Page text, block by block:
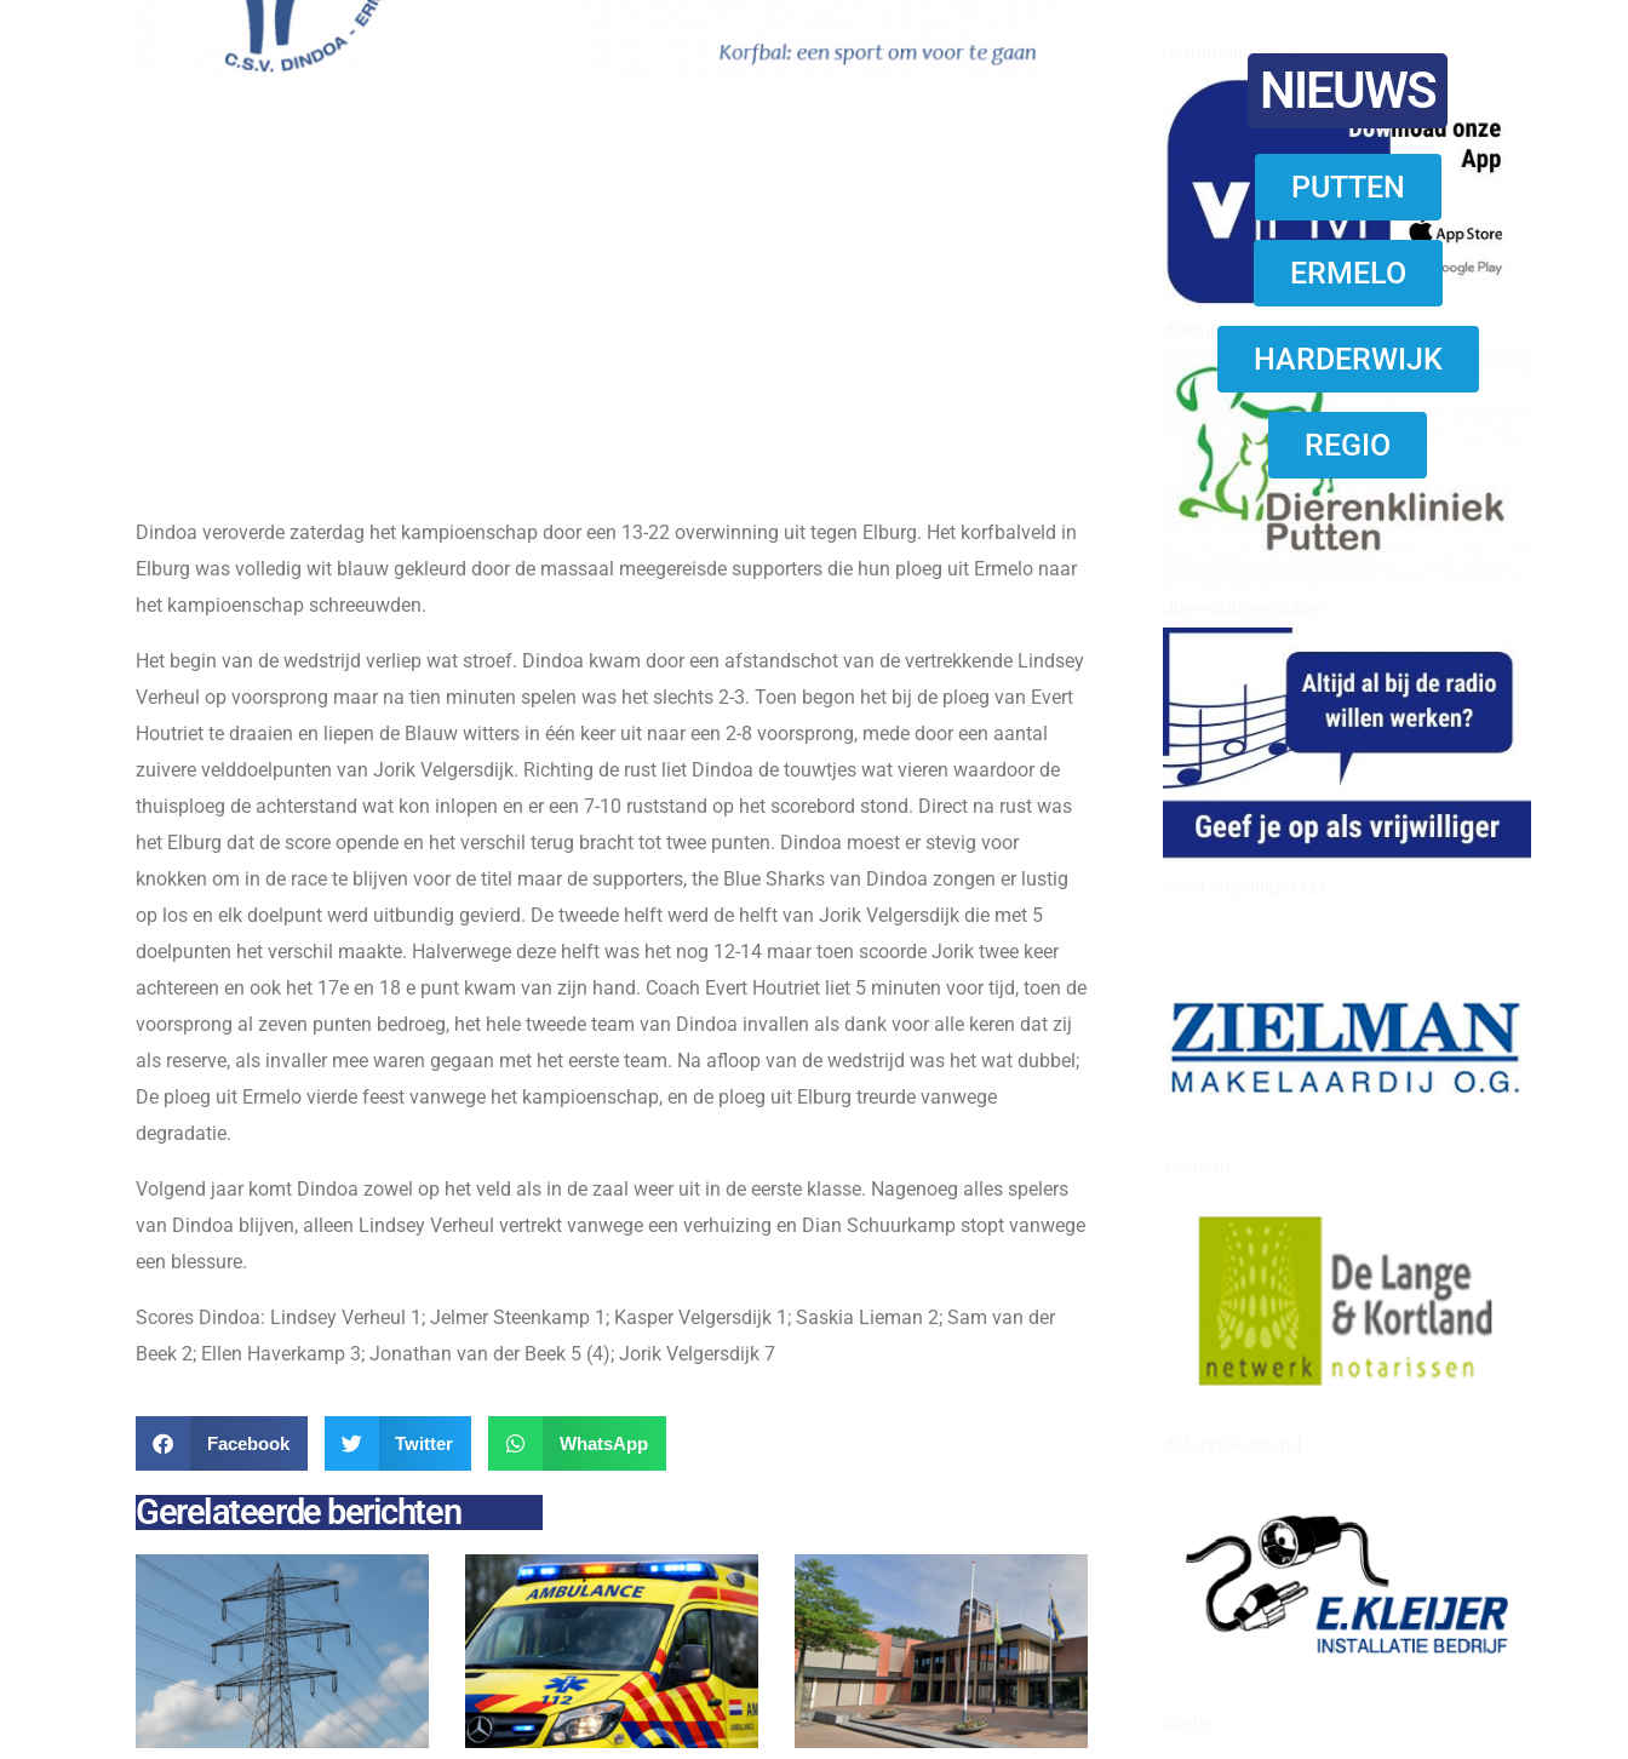
reanimatie ermelo
download onzze App
NIEUWS
PUTTEN
ERMELO
HARDERWIJK
REGIO
Dindoa veroverde zaterdag het kampioenschap door een 13-22 overwinning uit tegen Elburg. Het korfbalveld in
Elburg was volledig wit blauw gekleurd door de massaal meegereisde supporters die hun ploeg uit Ermelo naar
het kampioenschap schreeuwden.
Het begin van de wedstrijd verliep wat stroef. Dindoa kwam door een afstandschot van de vertrekkende Lindsey
Verheul op voorsprong maar na tien minuten spelen was het slechts 2-3. Toen begon het bij de ploeg van Evert
Houtriet te draaien en liepen de Blauw witters in één keer uit naar een 2-8 voorsprong, mede door een aantal
zuivere velddoelpunten van Jorik Velgersdijk. Richting de rust liet Dindoa de touwtjes wat vieren waardoor de
thuisploeg de achterstand wat kon inlopen en er een 7-10 ruststand op het scorebord stond. Direct na rust was
het Elburg dat de score opende en het verschil terug bracht tot twee punten. Dindoa moest er stevig voor
knokken om in de race te blijven voor de titel maar de supporters, the Blue Sharks van Dindoa zongen er lustig
op los en elk doelpunt werd uitbundig gevierd. De tweede helft werd de helft van Jorik Velgersdijk die met 5
doelpunten het verschil maakte. Halverwege deze helft was het nog 12-14 maar toen scoorde Jorik twee keer
achtereen en ook het 17e en 18 e punt kwam van zijn hand. Coach Evert Houtriet liet 5 minuten voor tijd, toen de
voorsprong al zeven punten bedroeg, het hele tweede team van Dindoa invallen als dank voor alle keren dat zij
als reserve, als invaller mee waren gegaan met het eerste team. Na afloop van de wedstrijd was het wat dubbel;
De ploeg uit Ermelo vierde feest vanwege het kampioenschap, en de ploeg uit Elburg treurde vanwege
degradatie.
Volgend jaar komt Dindoa zowel op het veld als in de zaal weer uit in de eerste klasse. Nagenoeg alles spelers
van Dindoa blijven, alleen Lindsey Verheul vertrekt vanwege een verhuizing en Dian Schuurkamp stopt vanwege
een blessure.
Scores Dindoa: Lindsey Verheul 1; Jelmer Steenkamp 1; Kasper Velgersdijk 1; Saskia Lieman 2; Sam van der
Beek 2; Ellen Haverkamp 3; Jonathan van der Beek 5 (4); Jorik Velgersdijk 7
Facebook Twitter WhatsApp
Gerelateerde berichten